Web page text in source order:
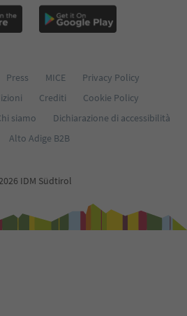
Press MICE
Privacy Policy
Crediti
Cookie Policy
siamo
Dichiarazione di accessibilità
Alto Adige B2B
IDM Südtirol